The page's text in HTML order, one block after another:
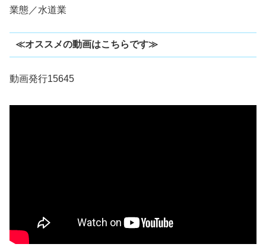
業態／水道業
≪オススメの動画はこちらです≫
動画発行15645